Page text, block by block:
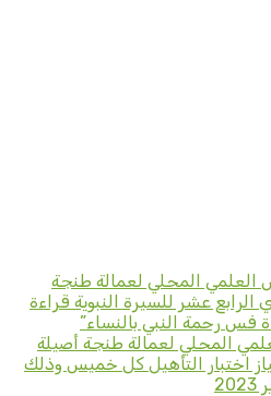
العلمي المحلي لعمالة طنجة
عشر للسيرة النبوية قراءة
فس رحمة النبي بالنساء”
المحلي لعمالة طنجة أصيلة
اختبار التأهيل كل خميس وذلك